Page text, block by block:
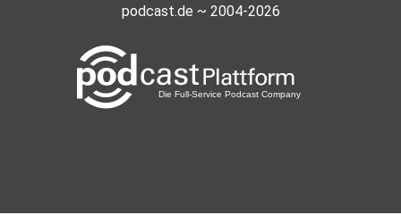
podcast.de ~ 2004-2026